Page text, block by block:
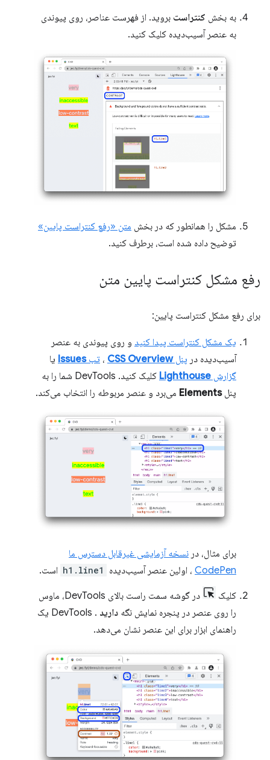
به بخش کنتراست بروید. از فهرست عناصر، روی پیوندی
به عنصر آسیب‌دیده کلیک کنید.
مشکل را همانطور که در بخش متن «رفع کنتراست پایین»
توضیح داده شده است، برطرف کنید.
رفع مشکل کنتراست پایین متن
برای رفع مشکل کنتراست پایین:
یک مشکل کنتراست پیدا کنید و روی پیوندی به عنصر
آسیب‌دیده در پنلCSS Overview ، تبIssues یا
گزارش Lighthouse
کلیک کنید. DevTools شما را به
پنلElements می‌برد و عنصر مربوطه را انتخاب می‌کند.
برای مثال، در نسخه آزمایشی غیرقابل دسترس ما
CodePen ، اولین عنصر آسیب‌دیده h1.line1 است.
کلیک
در گوشه سمت راست بالای DevTools، ماوس
را روی عنصر در پنجره نمایش نگه دارید
. DevTools یک
راهنمای ابزار برای این عنصر نشان می‌دهد.